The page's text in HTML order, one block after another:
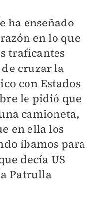
ha enseñado
en lo que
traficantes
cruzar la
con Estados
le pidió que
camioneta,
en ella los
íbamos para
decía US
Patrulla